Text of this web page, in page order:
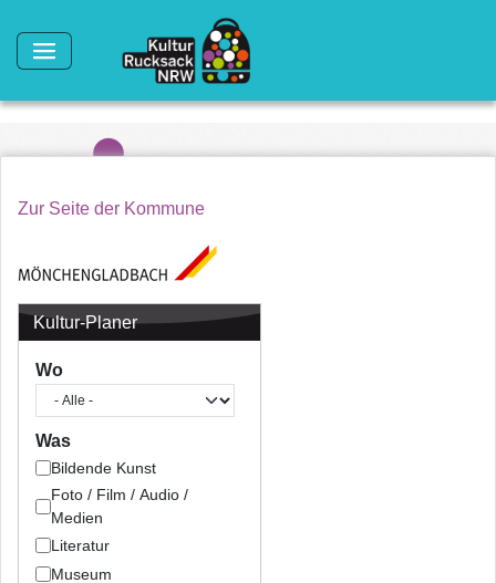
Zur Seite der Kommune
Kultur-Planer
Wo
Was
Bildende Kunst
Foto / Film / Audio /
Medien
Literatur
Museum